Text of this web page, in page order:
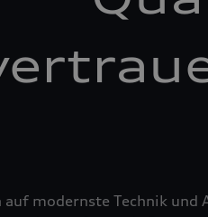
auf modernste Technik